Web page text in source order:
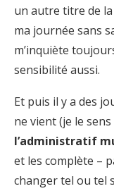
un autre titre de la
ma journée sans
m’inquiète
sensibilité aussi.
Et puis il y a des
ne vient (je le
l’administratif
et les complète –
changer tel ou tel